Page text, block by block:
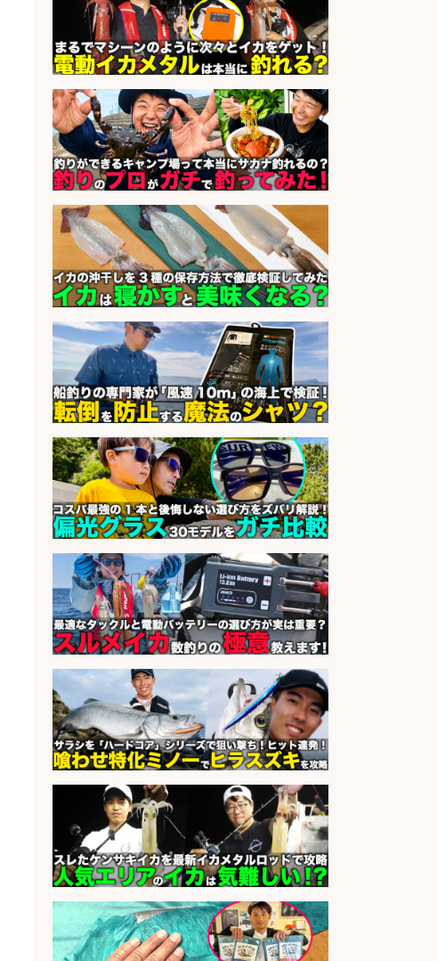
釣り好き必見「釣具の設計開
発」/DAIWA公認製品/年休117日
株式会社スポーツライフプラネ
ッツ
sponsored by 求人ボックス
未経験歓迎/釣り具メーカーでのル
ート営業/釣りや釣具などの知識必
須/残業なし
会社名 株式会社天龍
sponsored by 求人ボックス
8月開始/釣り具メーカーでの営業ア
シスタントのお仕事/残業なし/即日
勤務可/営業事務/軽作業
会社名 株式会社パソナ
sponsored by 求人ボックス
魚の「バイヤー」貴方の目利きでヒ
ットを生む、裁量バイヤー募集
会社名 株式会社コムライン
sponsored by 求人ボックス
宮崎/魚や漁業に関わる現場・事務
の「総合職」 未経験可
会社名 宮崎県漁業協同組合連合会
さらに求人情報を見る